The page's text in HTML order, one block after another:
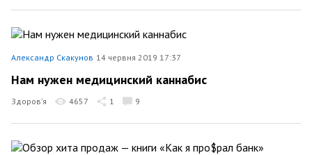
Александр Скакунов 14 червня 2019 17:37
Нам нужен медицинский каннабис
Здоров’я 4657 1 9